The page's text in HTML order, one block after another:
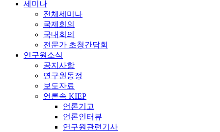
세미나
전체세미나
국제회의
국내회의
전문가 초청간담회
연구원소식
공지사항
연구원동정
보도자료
언론속 KIEP
언론기고
언론인터뷰
연구원관련기사